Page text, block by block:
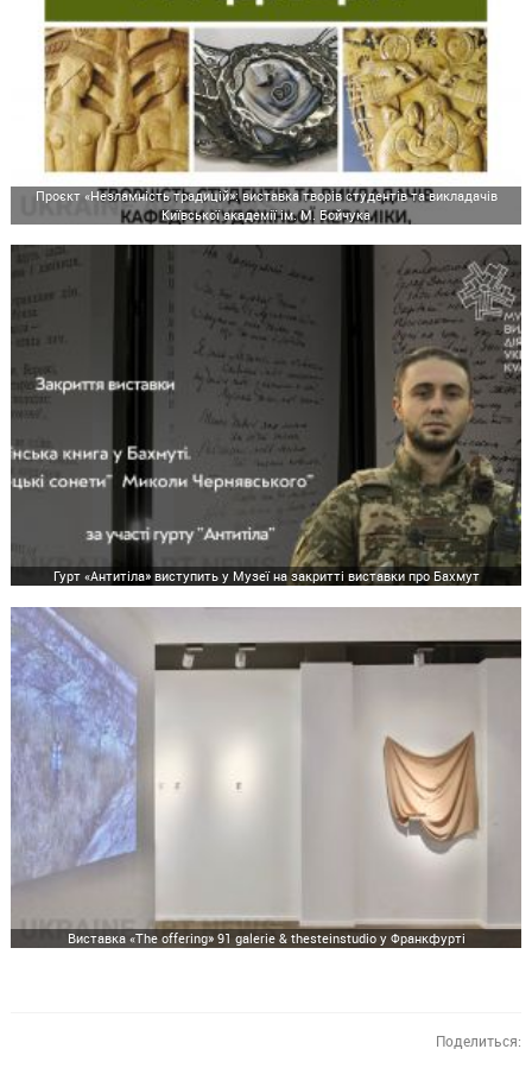
Проєкт «Незламність традицій»: виставка творів студентів та викладачів
Київської академії ім. М. Бойчука
Гурт «Антитіла» виступить у Музеї на закритті виставки про Бахмут
Виставка «The offering» 91 galerie & thesteinstudio у Франкфурті
Поделиться: